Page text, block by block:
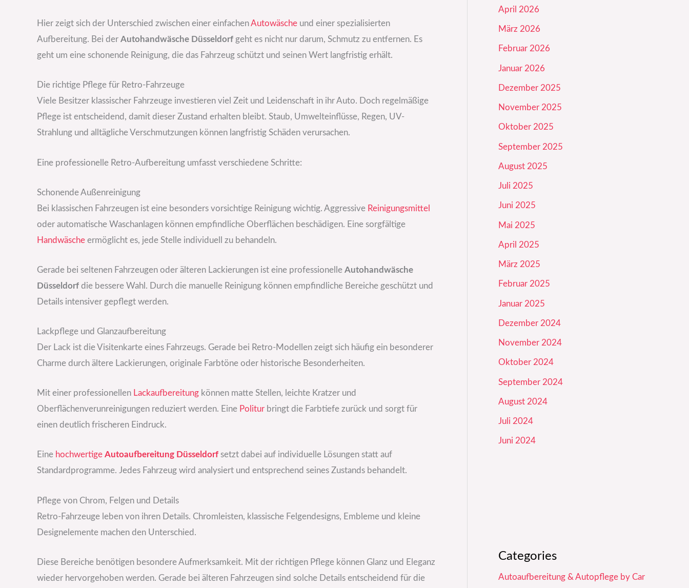
Hier zeigt sich der Unterschied zwischen einer einfachenAutowäsche und einer spezialisierten
Aufbereitung. Bei der Autohandwäsche Düsseldorf geht es nicht nur darum, Schmutz zu entfernen. Es
geht um eine schonende Reinigung, die das Fahrzeug schützt und seinen Wert langfristig erhält.
Die richtige Pflege für Retro-Fahrzeuge
Viele Besitzer klassischer Fahrzeuge investieren viel Zeit und Leidenschaft in ihr Auto. Doch regelmäßige
Pflege ist entscheidend, damit dieser Zustand erhalten bleibt. Staub, Umwelteinflüsse, Regen, UV-
Strahlung und alltägliche Verschmutzungen können langfristig Schäden verursachen.
Eine professionelle Retro-Aufbereitung umfasst verschiedene Schritte:
Schonende Außenreinigung
Bei klassischen Fahrzeugen ist eine besonders vorsichtige Reinigung wichtig. Aggressive Reinigungsmittel
oder automatische Waschanlagen können empfindliche Oberflächen beschädigen. Eine sorgfältige
Handwäsche ermöglicht es, jede Stelle individuell zu behandeln.
Gerade bei seltenen Fahrzeugen oder älteren Lackierungen ist eine professionelle Autohandwäsche
Düsseldorf die bessere Wahl. Durch die manuelle Reinigung können empfindliche Bereiche geschützt und
Details intensiver gepflegt werden.
Lackpflege und Glanzaufbereitung
Der Lack ist die Visitenkarte eines Fahrzeugs. Gerade bei Retro-Modellen zeigt sich häufig ein besonderer
Charme durch ältere Lackierungen, originale Farbtöne oder historische Besonderheiten.
Mit einer professionellen Lackaufbereitung können matte Stellen, leichte Kratzer und
Oberflächenverunreinigungen reduziert werden. Eine Politur bringt die Farbtiefe zurück und sorgt für
einen deutlich frischeren Eindruck.
Eine hochwertige Autoaufbereitung Düsseldorf setzt dabei auf individuelle Lösungen statt auf
Standardprogramme. Jedes Fahrzeug wird analysiert und entsprechend seines Zustands behandelt.
Pflege von Chrom, Felgen und Details
Retro-Fahrzeuge leben von ihren Details. Chromleisten, klassische Felgendesigns, Embleme und kleine
Designelemente machen den Unterschied.
Diese Bereiche benötigen besondere Aufmerksamkeit. Mit der richtigen Pflege können Glanz und Eleganz
wieder hervorgehoben werden. Gerade bei älteren Fahrzeugen sind solche Details entscheidend für die
April 2026
März 2026
Februar 2026
Januar 2026
Dezember 2025
November 2025
Oktober 2025
September 2025
August 2025
Juli 2025
Juni 2025
Mai 2025
April 2025
März 2025
Februar 2025
Januar 2025
Dezember 2024
November 2024
Oktober 2024
September 2024
August 2024
Juli 2024
Juni 2024
Categories
Autoaufbereitung & Autopflege by Car